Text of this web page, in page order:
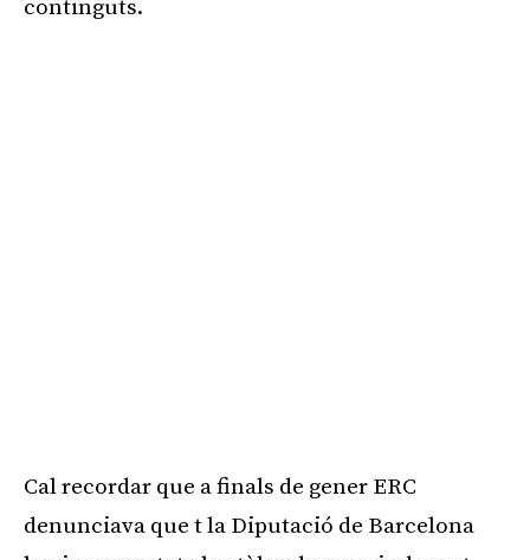
continguts.
Cal recordar que a finals de gener ERC
denunciava que t la Diputació de Barcelona